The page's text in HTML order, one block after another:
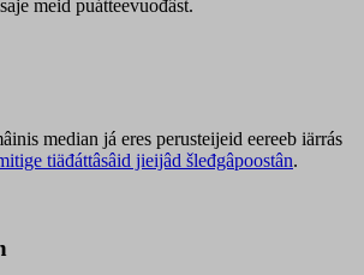
meid puátteevuođâst.
median já eres perusteijeid eereeb iärrás
tiäđáttâsâid jieijâd šleđgâpoostân.